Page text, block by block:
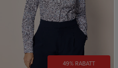
49% RABATT